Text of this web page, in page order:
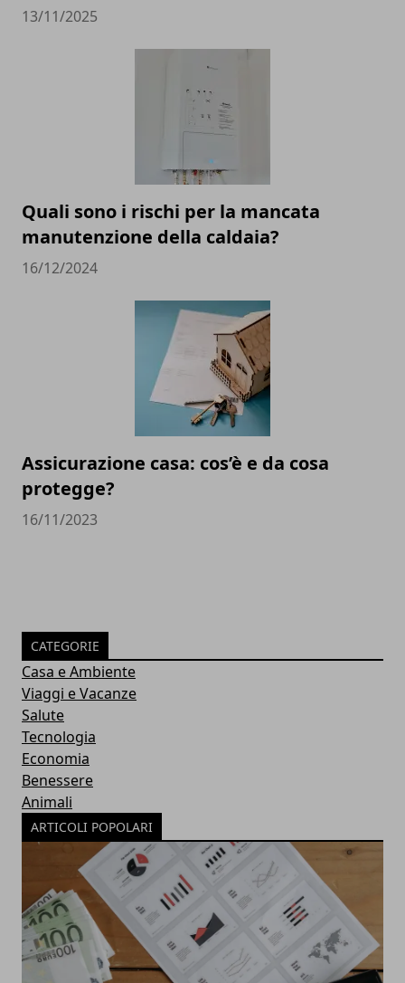
13/11/2025
Quali sono i rischi per la mancata
manutenzione della caldaia?
16/12/2024
Assicurazione casa: cos’è e da cosa
protegge?
16/11/2023
CATEGORIE
Casa e Ambiente
Viaggi e Vacanze
Salute
Tecnologia
Economia
Benessere
Animali
ARTICOLI POPOLARI